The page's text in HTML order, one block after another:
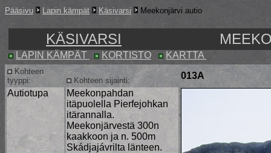
Pääsivu Lapin kämpät Käsivarsi Meekonjärvi autio
KÄSIVARSI
LAPIN KÄMPÄT KORTISTO KARTTA
Kohteen
tyyppi:
Kohteen sijainti:
013A
Autiotupa
Meekonpahdan
itäpuolella Pierfejohkan
itärannalla.
Meekonjärvestä 300n
kaakkoon ja n. 500m
Skádjajávrilta länteen.